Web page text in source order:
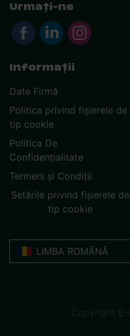
Urmați-ne
Informații
Date Firmă
Politica privind fișierele de
tip cookie
Politica De
Confidențialitate
Termeni și Condiții
Setările privind fișierele de
tip cookie
LIMBA ROMÂNĂ